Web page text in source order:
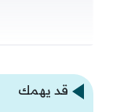
قد يهمك